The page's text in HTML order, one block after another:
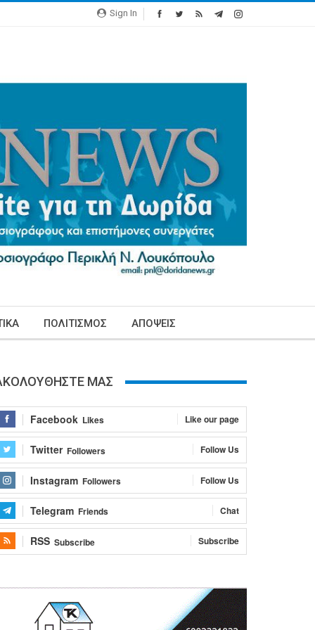
Sign In
ΠΟΛΙΤΙΣΜΟΣ ΑΠΟΨΕΙΣ
ΜΑΣ
Facebook Likes Like our page
Twitter Followers Follow Us
Instagram Followers Follow Us
Telegram Friends Chat
RSS Subscribe Subscribe